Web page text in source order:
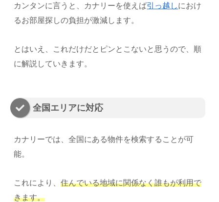
カンタンに言うと、カナリーを使えば引っ越しにおけ
るお部屋探しの負担が激減します。
とはいえ、これだけだとピンとこないと思うので、順
に解説していきます。
全国エリアに対応
カナリーでは、全国にある物件を検索することが可
能。
これにより、住んでいる地域に関係なく誰もが利用で
きます。